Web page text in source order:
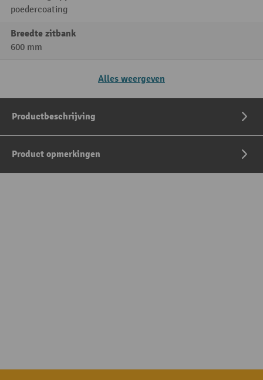
poedercoating
Breedte zitbank
600 mm
Alles weergeven
Productbeschrijving
Product opmerkingen